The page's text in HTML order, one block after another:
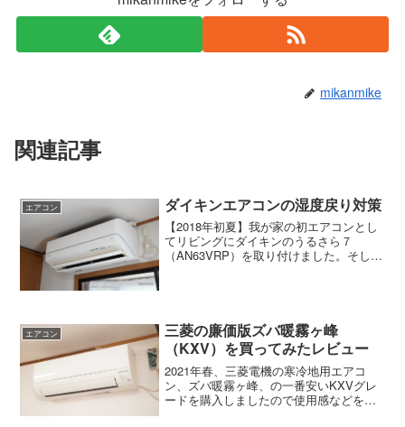
mikanmike
関連記事
エアコン ダイキンエアコンの湿度戻り対策
【2018年初夏】我が家の初エアコンとし
てリビングにダイキンのうるさら７
（AN63VRP）を取り付けました。そして
エアコン
三菱の廉価版ズバ暖霧ヶ峰
（KXV）を買ってみたレビュー
2021年春、三菱電機の寒冷地用エアコ
ン、ズバ暖霧ヶ峰、の一番安いKXVグレ
ードを購入しましたので使用感などをレ